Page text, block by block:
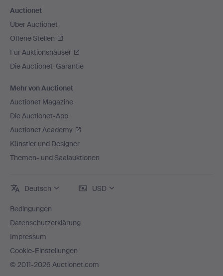
Auctionet
Über Auctionet
Offene Stellen
Für Auktionshäuser
Die Auctionet-Garantie
Mehr von Auctionet
Auctionet Magazine
Die Auctionet-App
Auctionet Academy
Künstler und Designer
Themen- und Saalauktionen
Deutsch USD
Bedingungen
Datenschutzerklärung
Impressum
Cookie-Einstellungen
© 2011-2026 Auctionet.com